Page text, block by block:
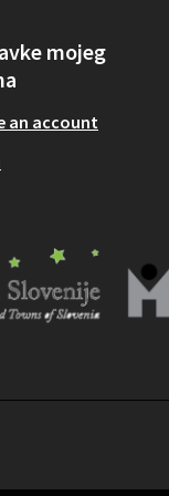
mojeg
an account